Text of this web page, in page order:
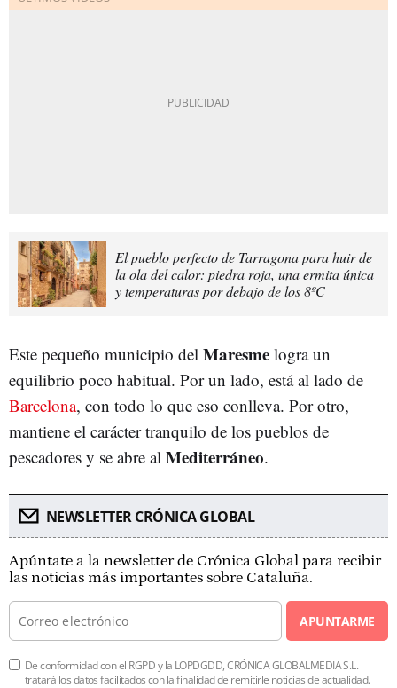
El pueblo perfecto de Tarragona para huir de
la ola del calor: piedra roja, una ermita única
y temperaturas por debajo de los 8ºC
Este pequeño municipio del Maresme logra un
equilibrio poco habitual. Por un lado, está al lado de
Barcelona, con todo lo que eso conlleva. Por otro,
mantiene el carácter tranquilo de los pueblos de
pescadores y se abre al Mediterráneo.
NEWSLETTER CRÓNICA GLOBAL
Apúntate a la newsletter de Crónica Global para recibir
las noticias más importantes sobre Cataluña.
APUNTARME
De conformidad con el RGPD y la LOPDGDD, CRÓNICA GLOBALMEDIA S.L.
tratará los datos facilitados con la finalidad de remitirle noticias de actualidad.